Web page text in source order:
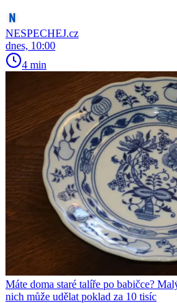
NESPECHEJ.cz
dnes, 10:00
4 min
Máte doma staré talíře po babičce?
nich může udělat poklad za 10 tisíc